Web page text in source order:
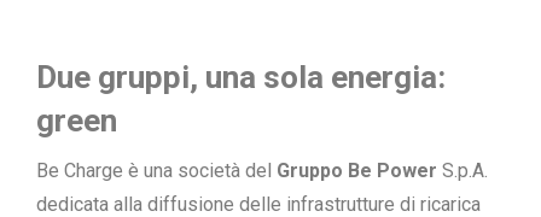
Due gruppi, una sola energia:
green
Be Charge è una società del Gruppo Be Power S.p.A.
dedicata alla diffusione delle infrastrutture di ricarica